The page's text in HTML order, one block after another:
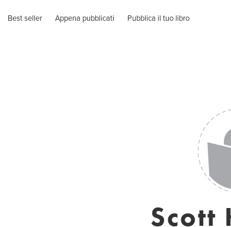
Best seller Appena pubblicati Pubblica il tuo libro
Scott